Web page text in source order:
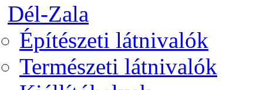
Dél-Zala
Építészeti látnivalók
Természeti látnivalók